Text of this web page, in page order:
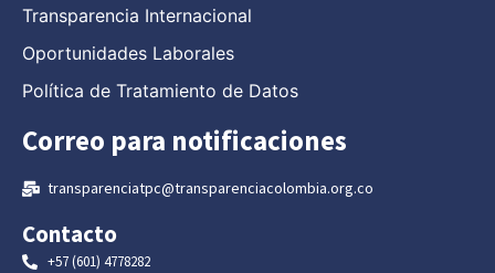
Transparencia Internacional
Oportunidades Laborales
Política de Tratamiento de Datos
Correo para notificaciones
transparenciatpc@transparenciacolombia.org.co
Contacto
+57 (601) 4778282